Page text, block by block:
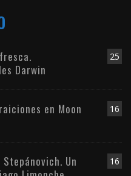
25
Darwin
16
en Moon
16
Un